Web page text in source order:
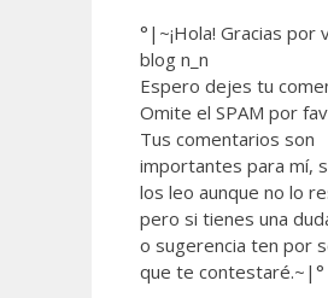
°|~¡Hola! Gracias por
blog n_n
Espero dejes tu
Omite el SPAM por
Tus comentarios son
importantes para mí,
los leo aunque no lo
pero si tienes una
o sugerencia ten por
que te contestaré.~|°